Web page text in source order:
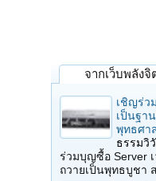
จากเว็บพลังจิ
เชิญร่ว
เป็นฐา
พุทธศา
ธรรมวิ
ร่วมบุญซื้อ Server
ถวายเป็นพุทธบูชา